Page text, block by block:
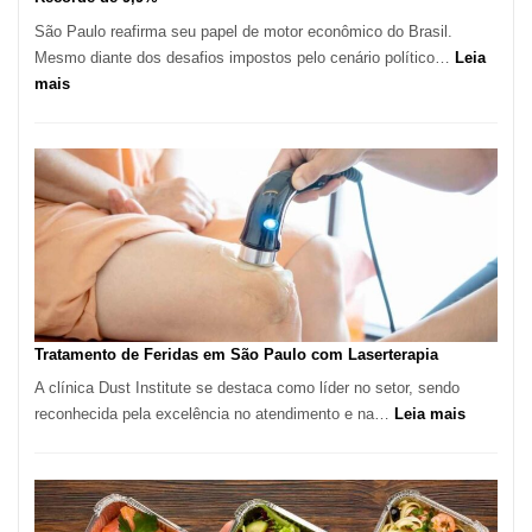
São Paulo reafirma seu papel de motor econômico do Brasil.
Mesmo diante dos desafios impostos pelo cenário político… Leia
mais:
de
São
Paulo
Inicia
2025
com
Crescimento
Recorde
9,9%
Tratamento de Feridas em São Paulo com Laserterapia
A clínica Dust Institute se destaca como líder no setor, sendo
reconhecida pela excelência no atendimento e na… Leia mais:
Feridas
em